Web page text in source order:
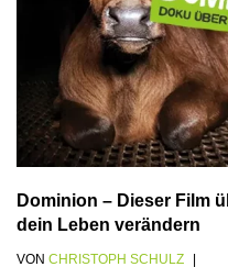
Dominion – Dieser Film
dein Leben verändern
VON CHRISTOPH SCHULZ